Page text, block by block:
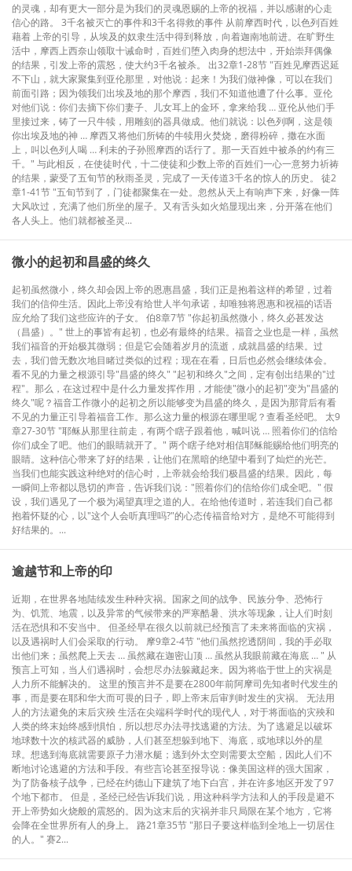
的灵魂，却有更大一部分是为我们的灵魂恩赐的上帝的祝福，并以感谢的心走
信心的路。 3千名被灭亡的事件和3千名得救的事件 从前摩西时代，以色列百姓
藉着 上帝的引导，从埃及的奴隶生活中得到释放，向着迦南地前进。在旷野生
活中，摩西上西奈山领取十诫命时，百姓们堕入肉身的想法中，开始崇拜偶像
的结果，引发上帝的震怒，使大约3千名被杀。 出32章1-28节 "百姓见摩西迟延
不下山，就大家聚集到亚伦那里，对他说：起来！为我们做神像，可以在我们
前面引路；因为领我们出埃及地的那个摩西，我们不知道他遭了什么事。亚伦
对他们说：你们去摘下你们妻子、儿女耳上的金环，拿来给我 … 亚伦从他们手
里接过来，铸了一只牛犊，用雕刻的器具做成。他们就说：以色列啊，这是领
你出埃及地的神 … 摩西又将他们所铸的牛犊用火焚烧，磨得粉碎，撒在水面
上，叫以色列人喝 … 利未的子孙照摩西的话行了。那一天百姓中被杀的约有三
千。" 与此相反，在使徒时代，十二使徒和少数上帝的百姓们一心一意努力祈祷
的结果，蒙受了五旬节的秋雨圣灵，完成了一天传道3千名的惊人的历史。 徒2
章1-41节 "五旬节到了，门徒都聚集在一处。忽然从天上有响声下来，好像一阵
大风吹过，充满了他们所坐的屋子。又有舌头如火焰显现出来，分开落在他们
各人头上。他们就都被圣灵...
微小的起初和昌盛的终久
起初虽然微小，终久却会因上帝的恩惠昌盛，我们正是抱着这样的希望，过着
我们的信仰生活。因此上帝没有给世人半句承诺，却唯独将恩惠和祝福的话语
应允给了我们这些应许的子女。 伯8章7节 "你起初虽然微小，终久必甚发达
（昌盛）。" 世上的事皆有起初，也必有最终的结果。福音之业也是一样，虽然
我们福音的开始极其微弱；但是它会随着岁月的流逝，成就昌盛的结果。过
去，我们曾无数次地目睹过类似的过程；现在在看，日后也必然会继续体会。
看不见的力量之根源引导"昌盛的终久" "起初和终久"之间，定有创出结果的"过
程"。那么，在这过程中是什么力量发挥作用，才能使"微小的起初"变为"昌盛的
终久"呢？福音工作微小的起初之所以能够变为昌盛的终久，是因为那背后有看
不见的力量正引导着福音工作。那么这力量的根源在哪里呢？查看圣经吧。 太9
章27-30节 "耶稣从那里往前走，有两个瞎子跟着他，喊叫说 … 照着你们的信给
你们成全了吧。他们的眼睛就开了。" 两个瞎子绝对相信耶稣能赐给他们明亮的
眼睛。这种信心带来了好的结果，让他们在黑暗的绝望中看到了灿烂的光芒。
当我们也能实践这种绝对的信心时，上帝就会给我们极昌盛的结果。因此，每
一瞬间上帝都以恳切的声音，告诉我们说："照着你们的信给你们成全吧。" 假
设，我们遇见了一个极为渴望真理之道的人。在给他传道时，若连我们自己都
抱着怀疑的心，以"这个人会听真理吗?"的心态传福音给对方，是绝不可能得到
好结果的。...
逾越节和上帝的印
近期，在世界各地陆续发生种种灾祸。国家之间的战争、民族分争、恐怖行
为、饥荒、地震，以及异常的气候带来的严寒酷暑、洪水等现象，让人们时刻
活在恐惧和不安当中。 但圣经早在很久以前就已经预言了未来将面临的灾祸，
以及遇祸时人们会采取的行动。 摩9章2-4节 "他们虽然挖透阴间，我的手必取
出他们来；虽然爬上天去 … 虽然藏在迦密山顶 … 虽然从我眼前藏在海底 … " 从
预言上可知，当人们遇祸时，会想尽办法躲藏起来。因为将临于世上的灾祸是
人力所不能解决的。 这里的预言并不是要在2800年前阿摩司先知者时代发生的
事，而是要在耶和华大而可畏的日子，即上帝末后审判时发生的灾祸。 无法用
人的方法避免的末后灾殃 生活在尖端科学时代的现代人，对于将面临的灾殃和
人类的终末始终感到惧怕，所以想尽办法寻找逃避的方法。为了逃避足以破坏
地球数十次的核武器的威胁，人们甚至想躲到地下、海底，或地球以外的星
球。想逃到海底就需要原子力潜水艇；逃到外太空则需要太空船，因此人们不
断地讨论逃避的方法和手段。有些言论甚至报导说：像美国这样的强大国家，
为了防备核子战争，已经在约德山下建筑了地下白宫，并在许多地区开发了97
个地下都市。 但是，圣经已经告诉我们说，用这种科学方法和人的手段是避不
开上帝势如火烧般的震怒的。因为这末后的灾祸并非只局限在某个地方，它将
会降在全世界所有人的身上。 路21章35节 "那日子要这样临到全地上一切居住
的人。" 赛2...